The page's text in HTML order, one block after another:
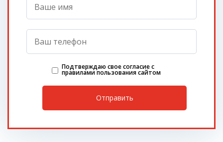
Подтверждаю свое согласие с
правилами пользования сайтом
Отправить